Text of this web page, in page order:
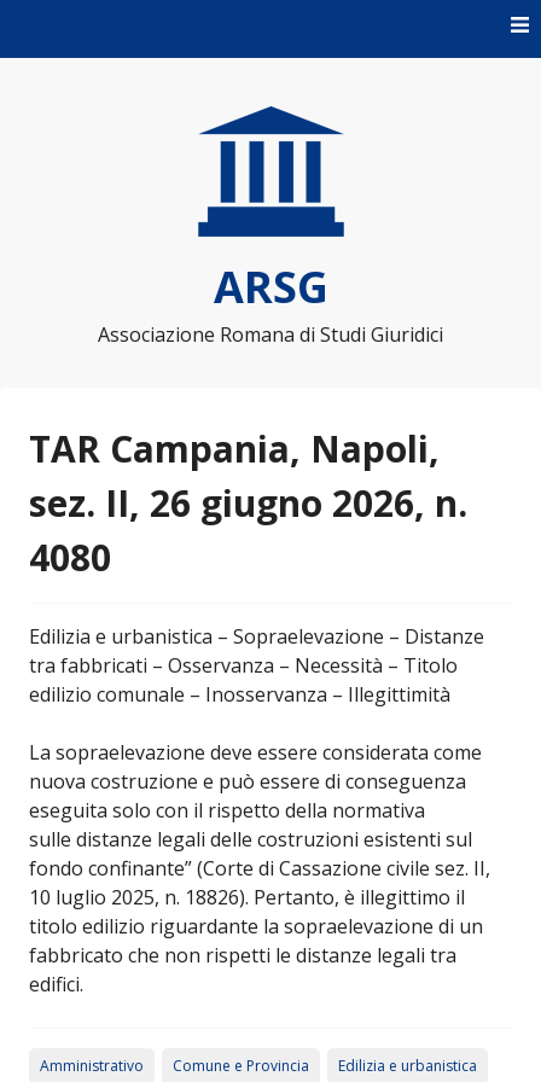
ARSG
Associazione Romana di Studi Giuridici
TAR Campania, Napoli,
sez. II, 26 giugno 2026, n.
4080
Edilizia e urbanistica – Sopraelevazione – Distanze
tra fabbricati – Osservanza – Necessità – Titolo
edilizio comunale – Inosservanza – Illegittimità
La sopraelevazione deve essere considerata come
nuova costruzione e può essere di conseguenza
eseguita solo con il rispetto della normativa
sulle distanze legali delle costruzioni esistenti sul
fondo confinante” (Corte di Cassazione civile sez. II,
10 luglio 2025, n. 18826). Pertanto, è illegittimo il
titolo edilizio riguardante la sopraelevazione di un
fabbricato che non rispetti le distanze legali tra
edifici.
Amministrativo Comune e Provincia Edilizia e urbanistica